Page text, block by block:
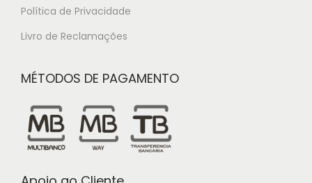
Política de Privacidade
Livro de Reclamações
MÉTODOS DE PAGAMENTO